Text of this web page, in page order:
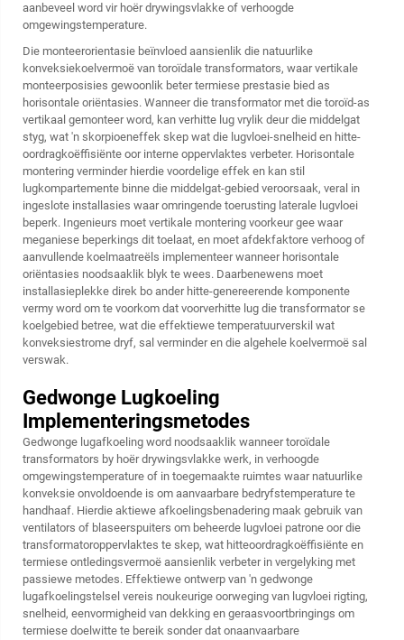
aanbeveel word vir hoër drywingsvlakke of verhoogde
omgewingstemperature.
Die monteerorientasie beïnvloed aansienlik die natuurlike
konveksiekoelvermoë van toroïdale transformators, waar vertikale
monteerposisies gewoonlik beter termiese prestasie bied as
horisontale oriëntasies. Wanneer die transformator met die toroïd-as
vertikaal gemonteer word, kan verhitte lug vrylik deur die middelgat
styg, wat 'n skorpioeneffek skep wat die lugvloei-snelheid en hitte-
oordragkoëffisiënte oor interne oppervlaktes verbeter. Horisontale
montering verminder hierdie voordelige effek en kan stil
lugkompartemente binne die middelgat-gebied veroorsaak, veral in
ingeslote installasies waar omringende toerusting laterale lugvloei
beperk. Ingenieurs moet vertikale montering voorkeur gee waar
meganiese beperkings dit toelaat, en moet afdekfaktore verhoog of
aanvullende koelmaatreëls implementeer wanneer horisontale
oriëntasies noodsaaklik blyk te wees. Daarbenewens moet
installasieplekke direk bo ander hitte-genereerende komponente
vermy word om te voorkom dat voorverhitte lug die transformator se
koelgebied betree, wat die effektiewe temperatuurverskil wat
konveksiestrome dryf, sal verminder en die algehele koelvermoë sal
verswak.
Gedwonge Lugkoeling
Implementeringsmetodes
Gedwonge lugafkoeling word noodsaaklik wanneer toroïdale
transformators by hoër drywingsvlakke werk, in verhoogde
omgewingstemperature of in toegemaakte ruimtes waar natuurlike
konveksie onvoldoende is om aanvaarbare bedryfstemperature te
handhaaf. Hierdie aktiewe afkoelingsbenadering maak gebruik van
ventilators of blaseerspuiters om beheerde lugvloei patrone oor die
transformatoroppervlaktes te skep, wat hitteoordragkoëffisiënte en
termiese ontledingsvermoë aansienlik verbeter in vergelyking met
passiewe metodes. Effektiewe ontwerp van 'n gedwonge
lugafkoelingstelsel vereis noukeurige oorweging van lugvloei rigting,
snelheid, eenvormigheid van dekking en geraasvoortbringings om
termiese doelwitte te bereik sonder dat onaanvaarbare